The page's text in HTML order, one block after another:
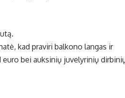
kad praviri balkono langas ir
euro bei auksinių juvelyrinių